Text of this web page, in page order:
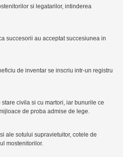
si legatarilor, intinderea
succesorii au acceptat succesiunea in
de inventar se inscriu intr-un registru
civila si cu martori, iar bunurile ce
de proba admise de lege.
ale sotului supravietuitor, cotele de
mostenitorilor.